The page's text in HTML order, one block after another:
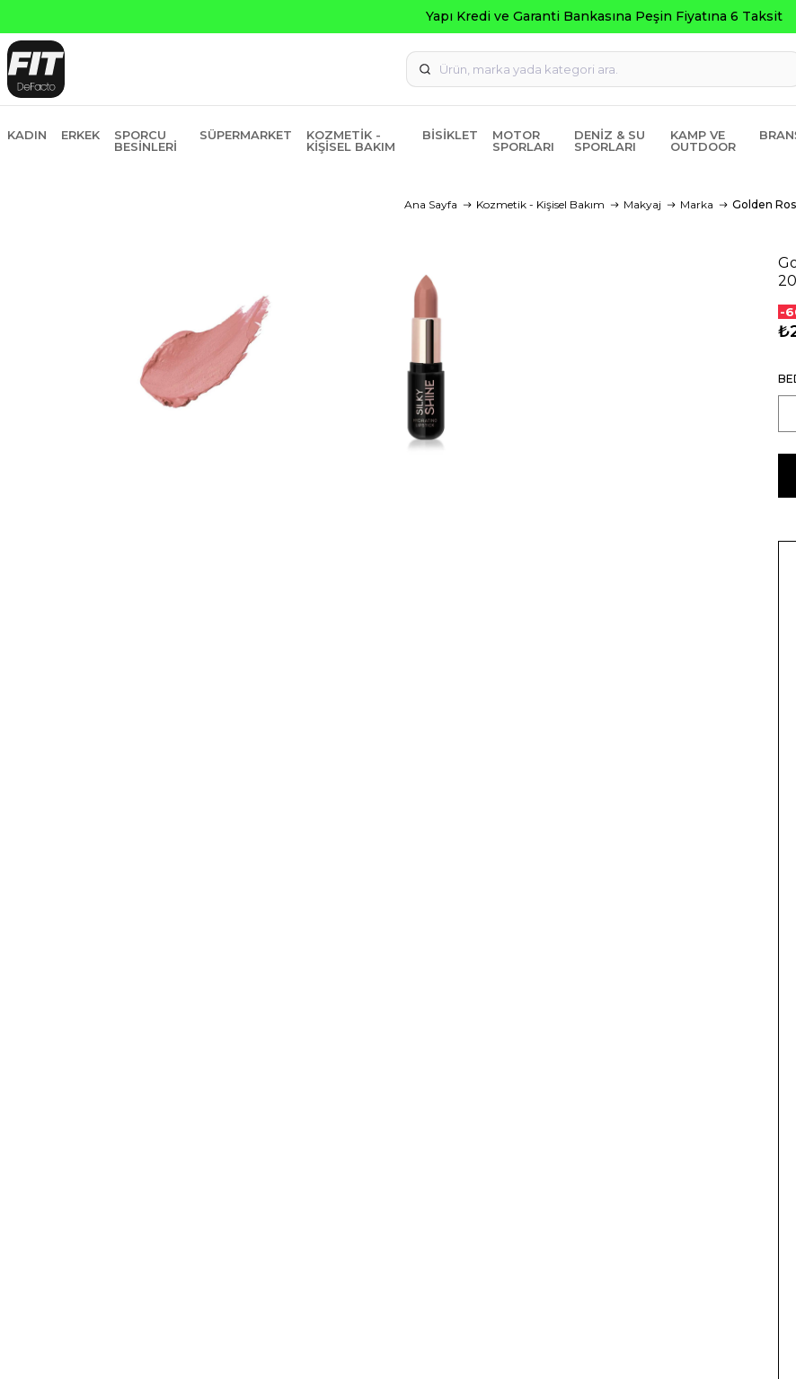
Seçili Ürünlerde ₺2000 Üzeri ₺200
KADIN ERKEK
SPORCU
BESINLERI
SÜPERMARKET
KOZMETIK -
KIŞISEL BAKIM
BISIKLET
MOTOR
SPORLARI
DENIZ & SU
SPORLARI
KAMP VE
OUTDOOR
Ana Sayfa Kozmetik - Kişisel Bakım Makyaj Marka Golden
-